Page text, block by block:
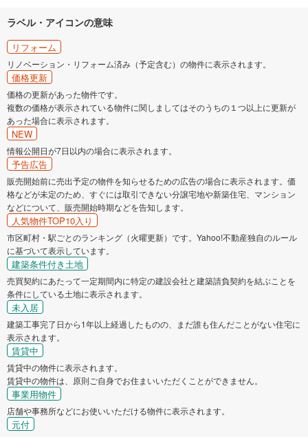
ラベル・アイコンの意味
リフォーム
リノベーション・リフォーム済み（予定含む）の物件に表示されます。
価格更新
価格の更新があった物件です。
複数の価格が表示されている物件に関しましてはそのうちの１つ以上に更新が
あった場合に表示されます。
NEW
情報公開日が7日以内の場合に表示されます。
予告広告
販売開始前に売出予定の物件を知らせるための広告の場合に表示されます。価
格などが未定のため、すぐには取引できない分譲宅地や新築住宅、マンション
などについて、販売開始時期などを告知します。
人気物件TOP10入り
市区町村・駅ごとのランキング（火曜更新）です。Yahoo!不動産独自のルール
に基づいて表示しています。
建築条件付き土地
売買契約にあたって一定期間内に特定の建設会社と建築請負契約を結ぶことを
条件にしている土地に表示されます。
未入居
建築工事完了日から1年以上経過したものの、まだ誰も住んだことがない住宅に
表示されます。
賃貸中
賃貸中の物件に表示されます。
賃貸中の物件は、原則ご自身でお住まいいただくことができません。
事業用物件
店舗や事務所などにお使いいただける物件に表示されます。
元付